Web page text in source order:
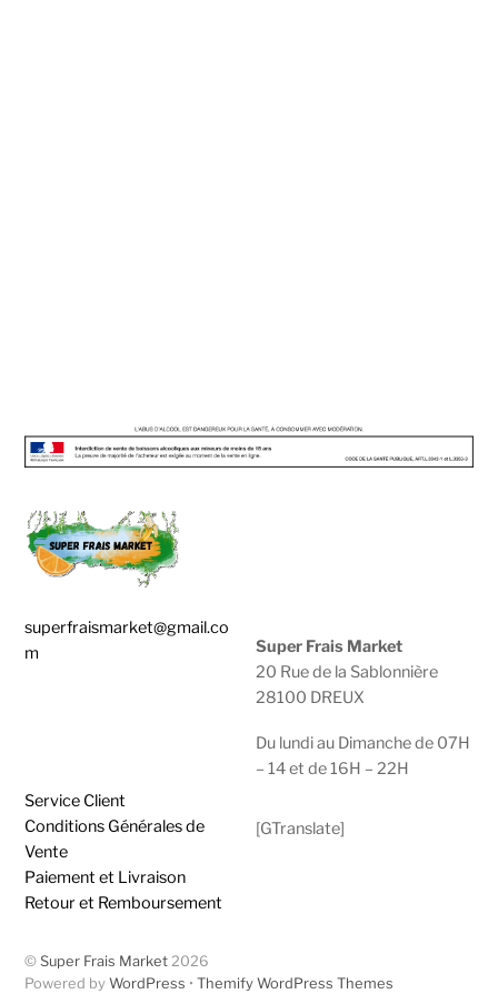
superfraismarket@gmail.co
m
Service Client
Conditions Générales de
Vente
Paiement et Livraison
Retour et Remboursement
Super Frais Market
20 Rue de la Sablonnière
28100 DREUX
Du lundi au Dimanche de 07H
– 14 et de 16H – 22H
[GTranslate]
©Super Frais Market 2026
Powered byWordPress •Themify WordPress Themes